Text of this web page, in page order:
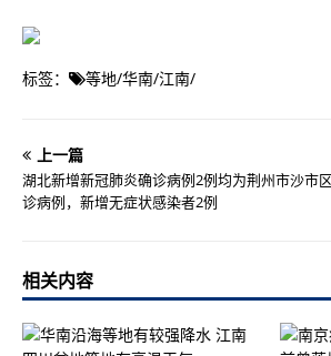
冠军巩立姣致敬
释放什么信号
雷暴大风
产和水利救灾资金已下达
出行
携手共进
标签： 等地/华南/江南/
上一篇
湖北新增新冠肺炎确诊病例2例均为荆州市沙市
诊病例，新增无症状感染者2例
相关内容